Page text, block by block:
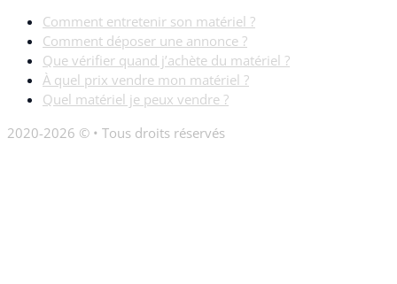
Comment entretenir son matériel ?
Comment déposer une annonce ?
Que vérifier quand j’achète du matériel ?
À quel prix vendre mon matériel ?
Quel matériel je peux vendre ?
2020-2026 © • Tous droits réservés